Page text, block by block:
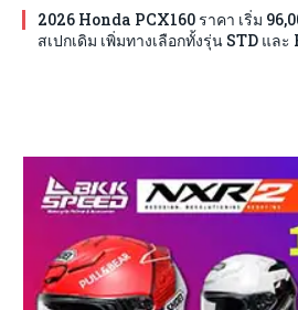
2026 Honda PCX160 ราคา เริ่ม
สเปกเดิม เพิ่มทางเลือกทั้งรุ่น STD แล